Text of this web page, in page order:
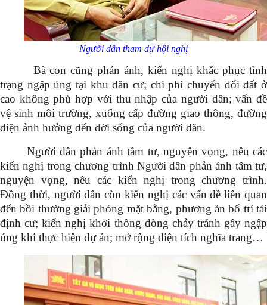
Người dân tham dự hội nghị
Bà con cũng phản ánh, kiến nghị khắc phục tình
trạng ngập úng tại khu dân cư; chi phí chuyển đổi đất ở
cao không phù hợp với thu nhập của người dân; vấn đề
vệ sinh môi trường, xuống cấp đường giao thông, đường
điện ảnh hưởng đến đời sống của người dân.
Người dân phản ánh tâm tư, nguyện vọng, nêu các
kiến nghị trong chương trình Người dân phản ánh tâm tư,
nguyện vọng, nêu các kiến nghị trong chương trình.
Đồng thời, người dân còn kiến nghị các vấn đề liên quan
đến bồi thường giải phóng mặt bằng, phương án bố trí tái
định cư; kiến nghị khơi thông dòng chảy tránh gây ngập
úng khi thực hiện dự án; mở rộng diện tích nghĩa trang…